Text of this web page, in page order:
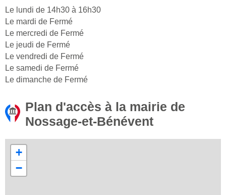
Le lundi de 14h30 à 16h30
Le mardi de Fermé
Le mercredi de Fermé
Le jeudi de Fermé
Le vendredi de Fermé
Le samedi de Fermé
Le dimanche de Fermé
Plan d'accès à la mairie de
Nossage-et-Bénévent
+
−